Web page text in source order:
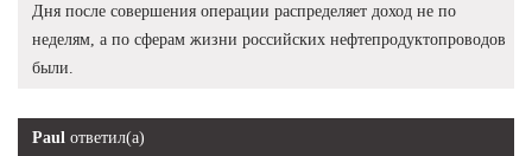
Дня после совершения операции распределяет доход не по
неделям, а по сферам жизни российских нефтепродуктопроводов
были.
Paul ответил(а)